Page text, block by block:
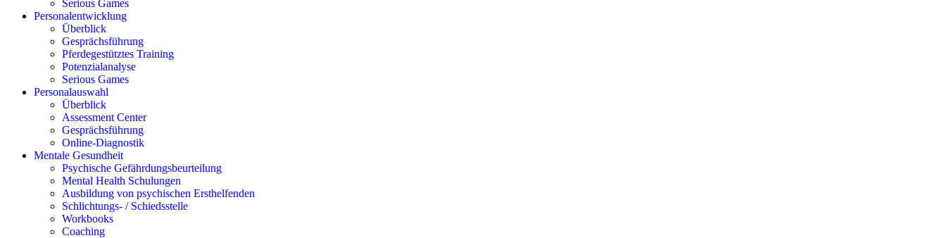
Serious Games
Personalentwicklung
Überblick
Gesprächsführung
Pferdegestütztes Training
Potenzialanalyse
Serious Games
Personalauswahl
Überblick
Assessment Center
Gesprächsführung
Online-Diagnostik
Mentale Gesundheit
Psychische Gefährdungs­beurteilung
Mental Health Schulungen
Ausbildung von psychischen Ersthelfenden
Schlichtungs- / Schiedsstelle
Workbooks
Coaching